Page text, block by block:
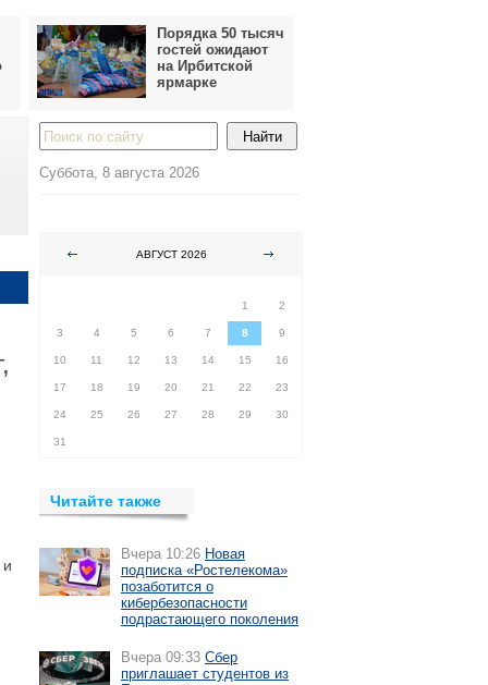
Порядка 50 тысяч
гостей ожидают
на Ирбитской
ярмарке
Суббота, 8 августа 2026
АВГУСТ 2026
1
2
3 4 5 6 7 8 9
10 11 12 13 14 15 16
17 18 19 20 21 22 23
24 25 26 27 28 29 30
31
Читайте также
Вчера 10:26 Новая
подписка «Ростелекома»
позаботится о
кибербезопасности
подрастающего поколения
Вчера 09:33 Сбер
приглашает студентов из